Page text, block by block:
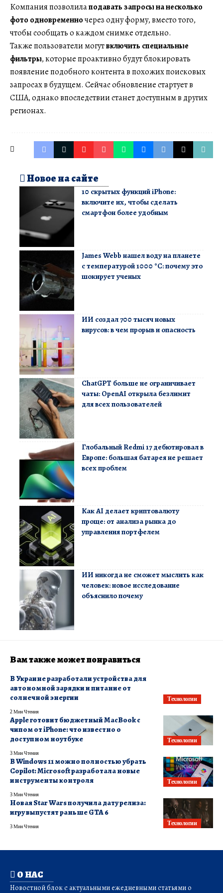
Компания позволилаподавать запросы на несколько
фото одновременночерез одну форму, вместо того,
чтобы сообщать о каждом снимке отдельно.
Также пользователи могутвключить специальные
фильтры, которые проактивно будут блокировать
появление подобного контента в похожих поисковых
запросах в будущем. Сейчас обновление стартует в
США, однако впоследствии станет доступным в других
регионах.
Новое на сайте
10 скрытых функций iPhone:
включите их, чтобы сделать
смартфон более удобным
James Webb нашел воду на планете
с температурой 1000 °C: почему это
шокирует ученых
ИИ создал 700 тысяч новых
вирусов: в чем прорыв и опасность
ChatGPT больше не ограничивает
чаты: OpenAI открыла безлимит
для всех пользователей
Глобальный Redmi 17 дебютировал в
Европе: большая батарея не решает
всех проблем
Как AI делает криптовалюту
проще: от анализа рынка до
управления портфелем
ИИ никогда не сможет мыслить как
человек: новое исследование
объяснило почему
Вам также может понравиться
Технологии
В Украине разработали устройства для
автономной зарядки и питание от
солнечной энергии
2 Мин Чтения
Технологии
Apple готовит бюджетный MacBook с
чипом от iPhone: что известно о
доступном ноутбуке
3 Мин Чтения
Технологии
В Windows 11 можно полностью убрать
Copilot: Microsoft разработала новые
инструменты контроля
3 Мин Чтения
Технологии
Новая Star Wars получила дату релиза:
игру выпустят раньше GTA 6
3 Мин Чтения
О НАС
Новостной блок с актуальными ежедневными статьями о